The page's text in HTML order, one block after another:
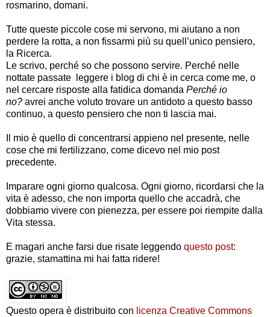
rosmarino, domani.
Tutte queste piccole cose mi servono, mi aiutano a non
perdere la rotta, a non fissarmi più su quell’unico pensiero,
la Ricerca.
Le scrivo, perché so che possono servire. Perché nelle
nottate passate leggere i blog di chi è in cerca come me, o
nel cercare risposte alla fatidica domanda Perché io
no? avrei anche voluto trovare un antidoto a questo basso
continuo, a questo pensiero che non ti lascia mai.
Il mio è quello di concentrarsi appieno nel presente, nelle
cose che mi fertilizzano, come dicevo nel mio post
precedente.
Imparare ogni giorno qualcosa. Ogni giorno, ricordarsi che la
vita è adesso, che non importa quello che accadrà, che
dobbiamo vivere con pienezza, per essere poi riempite dalla
Vita stessa.
E magari anche farsi due risate leggendo questo post:
grazie, stamattina mi hai fatta ridere!
Questo opera è distribuito con licenza Creative Commons